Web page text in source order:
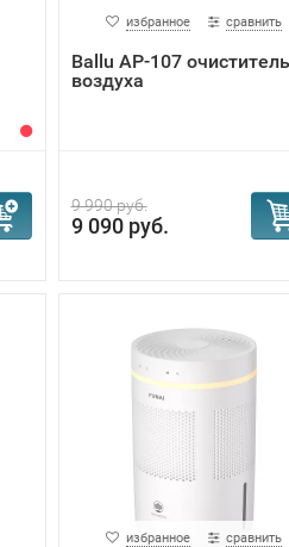
избранное сравнить
Ballu AP-107 очиститель
воздуха
9 990 руб.
9 090 руб.
избранное сравнить